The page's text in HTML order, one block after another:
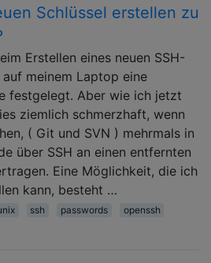
Schlüssel erstellen zu
Erstellen eines neuen SSH-
auf meinem Laptop eine
festgelegt. Aber wie ich jetzt
ziemlich schmerzhaft, wenn
( Git und SVN ) mehrmals in
über SSH an einen entfernten
Eine Möglichkeit, die ich
kann, besteht …
ssh passwords
openssh